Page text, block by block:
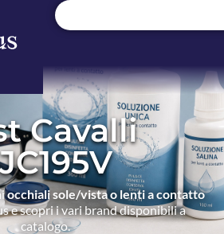
Cavalli
occhiali sole/vista o lenti a contatto
e scopri i vari brand disponibili a
catalogo.